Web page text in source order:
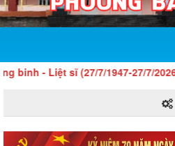
- Liệt sĩ (27/7/1947-27/7/2026)!